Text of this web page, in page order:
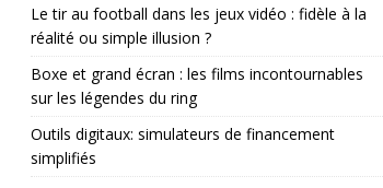
Le tir au football dans les jeux vidéo : fidèle à la
réalité ou simple illusion ?
Boxe et grand écran : les films incontournables
sur les légendes du ring
Outils digitaux: simulateurs de financement
simplifiés